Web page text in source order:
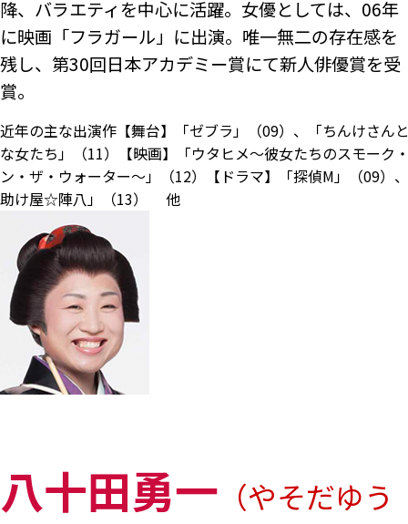
降、バラエティを中心に活躍。女優としては、06年
に映画「フラガール」に出演。唯一無二の存在感を
残し、第30回日本アカデミー賞にて新人俳優賞を受
賞。
近年の主な出演作【舞台】「ゼブラ」（09）、「ちんけさん
な女たち」（11）【映画】「ウタヒメ～彼女たちのスモーク
ン・ザ・ウォーター～」（12）【ドラマ】「探偵M」（09）
助け屋☆陣八」（13） 他
八十田勇一 （やそだゆう